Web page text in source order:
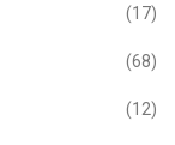
(17)
(68)
(12)